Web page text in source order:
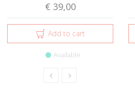
€ 39,00
Add to cart
Available